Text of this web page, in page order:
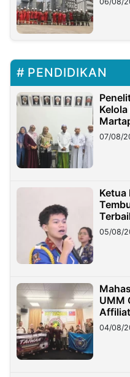
PENDIDIKAN
07/08/
Ketua
05/08/
UMM
04/08/